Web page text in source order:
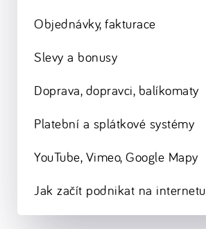
Objednávky, fakturace
Slevy a bonusy
Doprava, dopravci, balíkomaty
Platební a splátkové systémy
YouTube, Vimeo, Google Mapy
Jak začít podnikat na internetu